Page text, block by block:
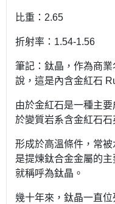
比重：2.65
折射率：1.54-1.56
筆記：鈦晶，作為商
說，這是內含金紅石
由於金紅石是一種主
於變質岩系含金紅石石
形成於高溫條件，常
是提煉鈦合金金屬的
就稱呼為鈦晶。
幾十年來，鈦晶一直